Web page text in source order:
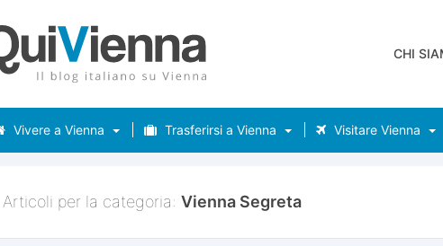
CHI
Vivere a Vienna Trasferirsi a Vienna Visitare Vienna
Articoli per la categoria: Vienna Segreta